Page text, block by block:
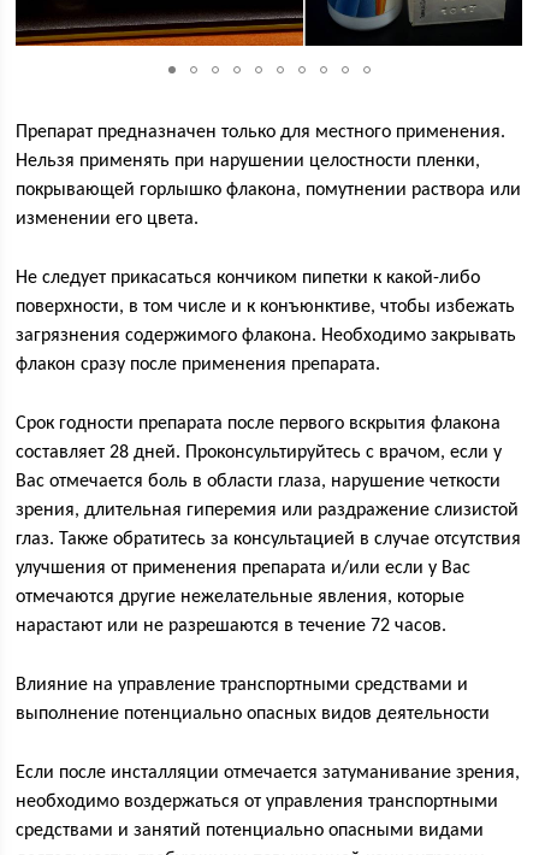
Препарат предназначен только для местного применения.
Нельзя применять при нарушении целостности пленки,
покрывающей горлышко флакона, помутнении раствора или
изменении его цвета.
Не следует прикасаться кончиком пипетки к какой-либо
поверхности, в том числе и к конъюнктиве, чтобы избежать
загрязнения содержимого флакона. Необходимо закрывать
флакон сразу после применения препарата.
Срок годности препарата после первого вскрытия флакона
составляет 28 дней. Проконсультируйтесь с врачом, если у
Вас отмечается боль в области глаза, нарушение четкости
зрения, длительная гиперемия или раздражение слизистой
глаз. Также обратитесь за консультацией в случае отсутствия
улучшения от применения препарата и/или если у Вас
отмечаются другие нежелательные явления, которые
нарастают или не разрешаются в течение 72 часов.
Влияние на управление транспортными средствами и
выполнение потенциально опасных видов деятельности
Если после инсталляции отмечается затуманивание зрения,
необходимо воздержаться от управления транспортными
средствами и занятий потенциально опасными видами